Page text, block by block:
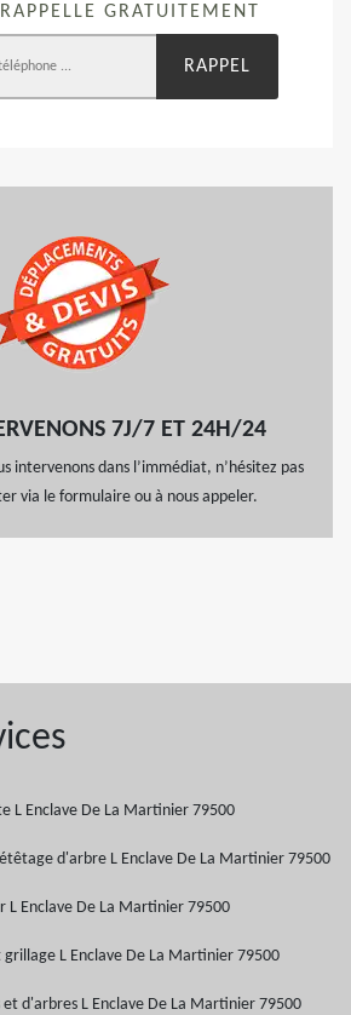
GRATUITEMENT
7J/7 ET 24H/24
intervenons dans l’immédiat, n’hésitez pas
via le formulaire ou à nous appeler.
L Enclave De La Martinier 79500
d'arbre L Enclave De La Martinier 79500
L Enclave De La Martinier 79500
L Enclave De La Martinier 79500
d'arbres L Enclave De La Martinier 79500